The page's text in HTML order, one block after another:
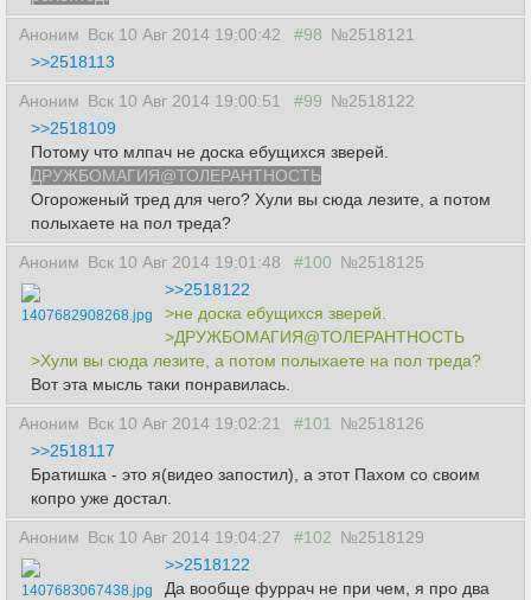
Аноним Вск 10 Авг 2014 19:00:42 #98 №2518121
>>2518113
Аноним Вск 10 Авг 2014 19:00:51 #99 №2518122
>>2518109
Потому что млпач не доска ебущихся зверей.
ДРУЖБОМАГИЯ@ТОЛЕРАНТНОСТЬ
Огороженый тред для чего? Хули вы сюда лезите, а потом
полыхаете на пол треда?
Аноним Вск 10 Авг 2014 19:01:48 #100 №2518125
1407682908268.jpg
>>2518122
>не доска ебущихся зверей.
>ДРУЖБОМАГИЯ@ТОЛЕРАНТНОСТЬ
>Хули вы сюда лезите, а потом полыхаете на пол треда?
Вот эта мысль таки понравилась.
Аноним Вск 10 Авг 2014 19:02:21 #101
№2518126
>>2518117
Братишка - это я(видео запостил), а этот Пахом со своим
копро уже достал.
Аноним Вск 10 Авг 2014 19:04:27 #102 №2518129
1407683067438.jpg
>>2518122
Да вообще фуррач не при чем, я про два